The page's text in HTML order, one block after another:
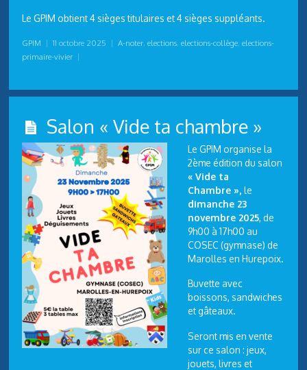
Le GPIM obtient 4 sièges titulaires et 4 sièges suppléants.
GPIM | 11 octobre 2025 | A-noter,elections,elections-collège,elections-
primaire-vivier |
Salon « Vide ta chambre »
Le GPIM organise la
2ème édition du salon
« Vide ta
Chambre »,le
dimanche 23
novembre 2025, de
9h00 à 17h00 au
COSEC (gymnase) de
Marolles en Hurepoix.
Buvette avec
boissons, sandwiches
et gâteaux.
Seront mis en vente
sur ce salon : jeux,
jouets, livres et